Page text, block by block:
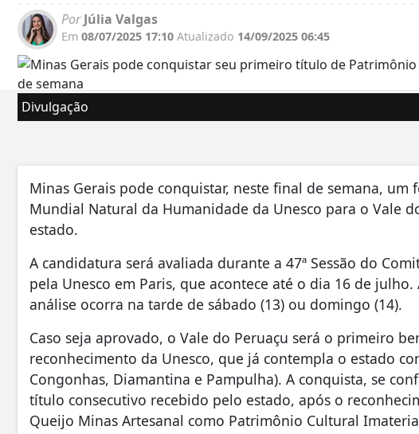
PorJúlia Valgas
Em 08/07/2025 17:10 Atualizado 14/09/2025 06:45
Divulgação
Minas Gerais pode conquistar, neste final de semana,
Mundial Natural da Humanidade da Unesco para o Vale
estado.
A candidatura será avaliada durante a 47ª Sessão do
pela Unesco em Paris, que acontece até o dia 16 de
análise ocorra na tarde de sábado (13) ou domingo (14).
Caso seja aprovado, o Vale do Peruaçu será o primeiro
reconhecimento da Unesco, que já contempla o estado
Congonhas, Diamantina e Pampulha). A conquista, se
título consecutivo recebido pelo estado, após o
Queijo Minas Artesanal como Patrimônio Cultural